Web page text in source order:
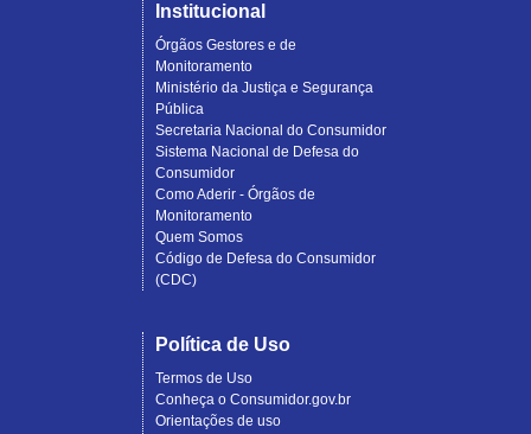
Institucional
Órgãos Gestores e de
Monitoramento
Ministério da Justiça e Segurança
Pública
Secretaria Nacional do Consumidor
Sistema Nacional de Defesa do
Consumidor
Como Aderir - Órgãos de
Monitoramento
Quem Somos
Código de Defesa do Consumidor
(CDC)
Política de Uso
Termos de Uso
Conheça o Consumidor.gov.br
Orientações de uso